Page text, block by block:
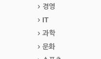
경영
IT
과학
문화